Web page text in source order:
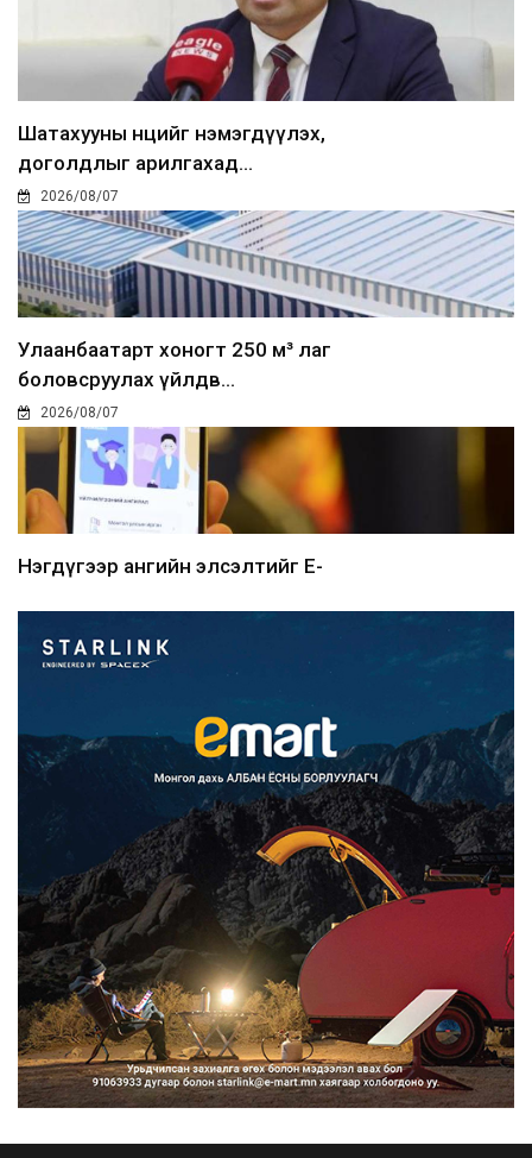
Шатахууны нөөцийг нэмэгдүүлэх,
доголдлыг арилгахад...
2026/08/07
Улаанбаатарт хоногт 250 м³ лаг
боловсруулах үйлдв...
2026/08/07
Нэгдүгээр ангийн элсэлтийг E-
Францад иргэд рүү зөвшөөрөлгүй
сурталчилгааны дууд...
2026/08/07
Нийтийн тээврийн Ч:19А чиглэлийн
замналд түр хугац...
2026/08/07